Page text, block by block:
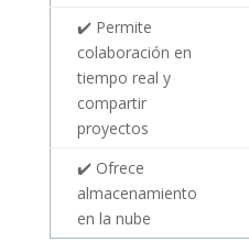
✔️ Permite
colaboración en
tiempo real y
compartir
proyectos
✔️ Ofrece
almacenamiento
en la nube